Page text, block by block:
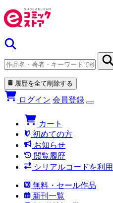
履歴を全て削除する
ログイン 会員登録
カート
初めての方
お知らせ
閲覧履歴
シリアルコードを利
無料・セール作品
新刊一覧